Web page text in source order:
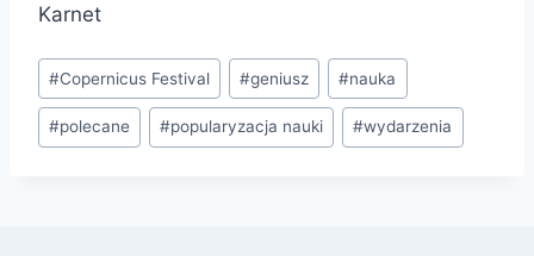
Karnet
Tagi
wpisu:
#Copernicus Festival #geniusz #nauka
#polecane #popularyzacja nauki #wydarzenia